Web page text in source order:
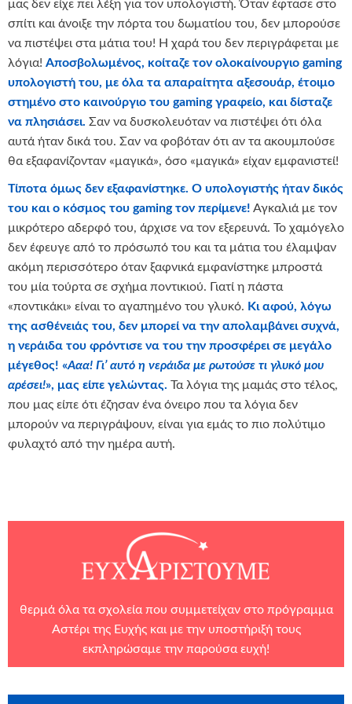
μας δεν είχε πει λέξη για τον υπολογιστή. Όταν έφτασε στο
σπίτι και άνοιξε την πόρτα του δωματίου του, δεν μπορούσε
να πιστέψει στα μάτια του! Η χαρά του δεν περιγράφεται με
λόγια! Αποσβολωμένος, κοίταζε τον ολοκαίνουργιο gaming
υπολογιστή του, με όλα τα απαραίτητα αξεσουάρ, έτοιμο
στημένο στο καινούργιο του gaming γραφείο, και δίσταζε
να πλησιάσει. Σαν να δυσκολευόταν να πιστέψει ότι όλα
αυτά ήταν δικά του. Σαν να φοβόταν ότι αν τα ακουμπούσε
θα εξαφανίζονταν «μαγικά», όσο «μαγικά» είχαν εμφανιστεί!
Τίποτα όμως δεν εξαφανίστηκε. Ο υπολογιστής ήταν δικός
του και ο κόσμος του gaming τον περίμενε! Αγκαλιά με τον
μικρότερο αδερφό του, άρχισε να τον εξερευνά. Το χαμόγελο
δεν έφευγε από το πρόσωπό του και τα μάτια του έλαμψαν
ακόμη περισσότερο όταν ξαφνικά εμφανίστηκε μπροστά
του μία τούρτα σε σχήμα ποντικιού. Γιατί η πάστα
«ποντικάκι» είναι το αγαπημένο του γλυκό. Κι αφού, λόγω
της ασθένειάς του, δεν μπορεί να την απολαμβάνει συχνά,
η νεράιδα του φρόντισε να του την προσφέρει σε μεγάλο
μέγεθος! «Ααα! Γι’ αυτό η νεράιδα με ρωτούσε τι γλυκό μου
αρέσει!», μας είπε γελώντας. Τα λόγια της μαμάς στο τέλος,
που μας είπε ότι έζησαν ένα όνειρο που τα λόγια δεν
μπορούν να περιγράψουν, είναι για εμάς το πιο πολύτιμο
φυλαχτό από την ημέρα αυτή.
θερμά όλα τα σχολεία που συμμετείχαν στο πρόγραμμα
Αστέρι της Ευχής και με την υποστήριξή τους
εκπληρώσαμε την παρούσα ευχή!